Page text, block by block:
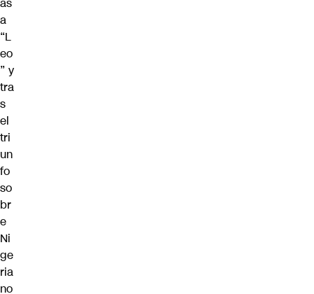
a
“L
eo
” y
tra
s
el
tri
un
fo
so
br
e
Ni
ge
ria
no